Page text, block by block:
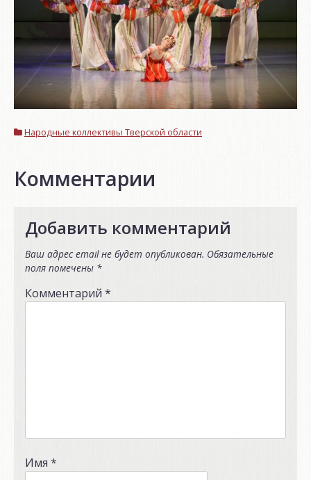
Народные коллективы Тверской области
Комментарии
Добавить комментарий
Ваш адрес email не будет опубликован. Обязательные
поля помечены *
Комментарий *
Имя *